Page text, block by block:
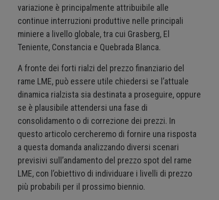
variazione è principalmente attribuibile alle
continue interruzioni produttive nelle principali
miniere a livello globale, tra cui Grasberg, El
Teniente, Constancia e Quebrada Blanca.
A fronte dei forti rialzi del prezzo finanziario del
rame LME, può essere utile chiedersi se l’attuale
dinamica rialzista sia destinata a proseguire, oppure
se è plausibile attendersi una fase di
consolidamento o di correzione dei prezzi. In
questo articolo cercheremo di fornire una risposta
a questa domanda analizzando diversi scenari
previsivi sull’andamento del prezzo spot del rame
LME, con l’obiettivo di individuare i livelli di prezzo
più probabili per il prossimo biennio.